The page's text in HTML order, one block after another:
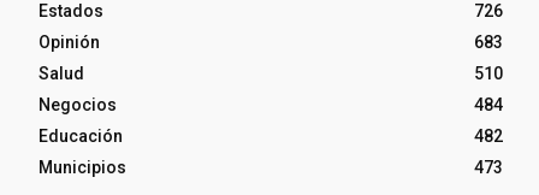
Estados
726
Opinión
683
Salud
510
Negocios
484
Educación
482
Municipios
473